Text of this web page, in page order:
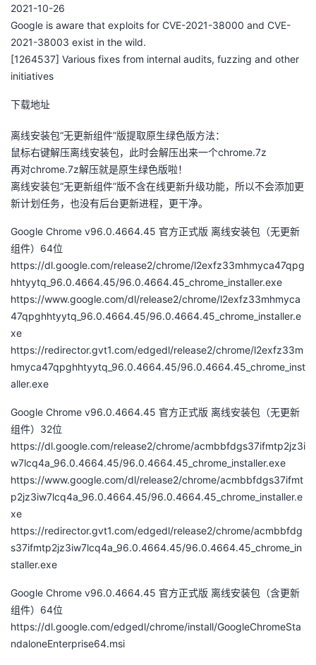
2021-10-26
Google is aware that exploits for CVE-2021-38000 and CVE-
2021-38003 exist in the wild.
[1264537] Various fixes from internal audits, fuzzing and other
initiatives
下载地址
离线安装包“无更新组件”版提取原生绿色版方法：
鼠标右键解压离线安装包，此时会解压出来一个chrome.7z
再对chrome.7z解压就是原生绿色版啦！
离线安装包“无更新组件”版不含在线更新升级功能，所以不会添加更
新计划任务，也没有后台更新进程，更干净。
Google Chrome v96.0.4664.45 官方正式版 离线安装包（无更新
组件）64位
https://dl.google.com/release2/chrome/l2exfz33mhmyca47qpg
hhtyytq_96.0.4664.45/96.0.4664.45_chrome_installer.exe
https://www.google.com/dl/release2/chrome/l2exfz33mhmyca
47qpghhtyytq_96.0.4664.45/96.0.4664.45_chrome_installer.e
xe
https://redirector.gvt1.com/edgedl/release2/chrome/l2exfz33m
hmyca47qpghhtyytq_96.0.4664.45/96.0.4664.45_chrome_inst
aller.exe
Google Chrome v96.0.4664.45 官方正式版 离线安装包（无更新
组件）32位
https://dl.google.com/release2/chrome/acmbbfdgs37ifmtp2jz3i
w7lcq4a_96.0.4664.45/96.0.4664.45_chrome_installer.exe
https://www.google.com/dl/release2/chrome/acmbbfdgs37ifmt
p2jz3iw7lcq4a_96.0.4664.45/96.0.4664.45_chrome_installer.e
xe
https://redirector.gvt1.com/edgedl/release2/chrome/acmbbfdg
s37ifmtp2jz3iw7lcq4a_96.0.4664.45/96.0.4664.45_chrome_in
staller.exe
Google Chrome v96.0.4664.45 官方正式版 离线安装包（含更新
组件）64位
https://dl.google.com/edgedl/chrome/install/GoogleChromeSta
ndaloneEnterprise64.msi